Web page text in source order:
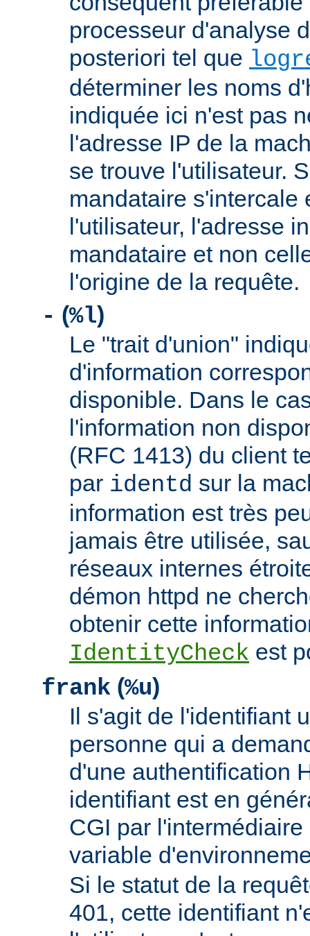
processeur d'analyse
posteriori tel que
déterminer les noms
indiquée ici n'est pas
l'adresse IP de la
se trouve l'utilisateur.
mandataire s'intercale
l'utilisateur, l'adresse
mandataire et non
l'origine de la requête.
- (%l)
Le "trait d'union"
d'information
disponible. Dans le
l'information non
(RFC 1413) du client
par identd sur la
information est très
jamais être utilisée,
réseaux internes
démon httpd ne
obtenir cette
IdentityCheck est
frank (%u)
Il s'agit de l'identifiant
personne qui a
d'une authentification
identifiant est en
CGI par
variable
Si le statut de la
401, cette identifiant